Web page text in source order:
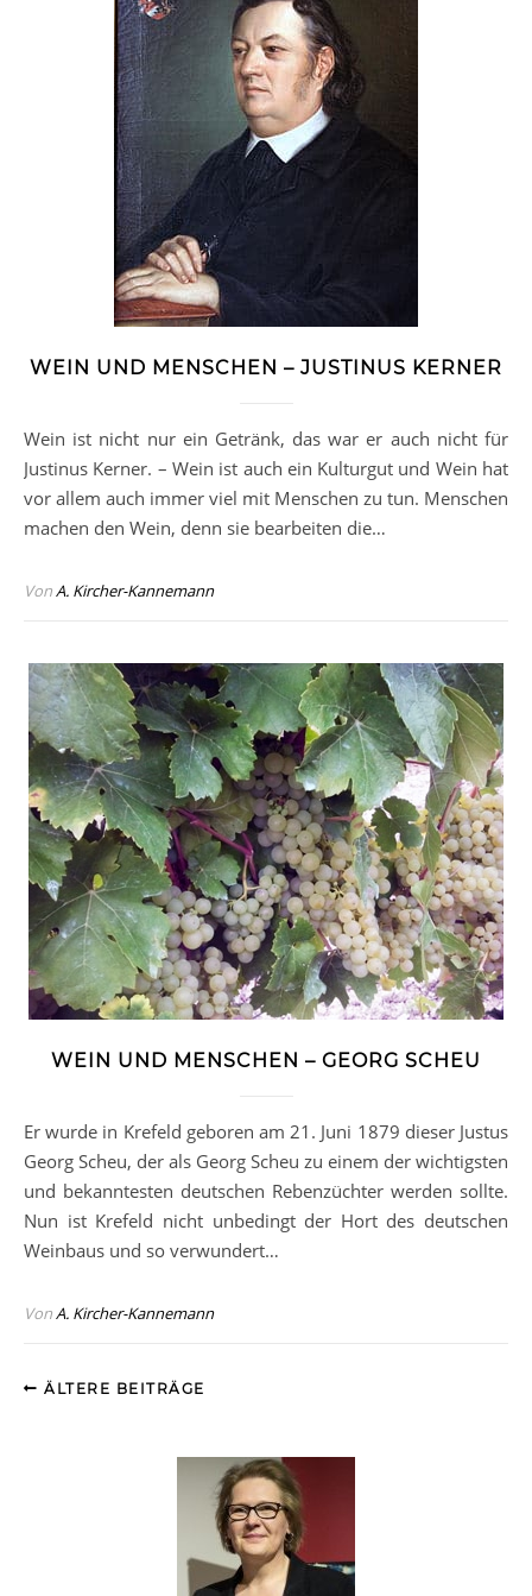
WEIN UND MENSCHEN – JUSTINUS KERNER
Wein ist nicht nur ein Getränk, das war er auch nicht für
Justinus Kerner. – Wein ist auch ein Kulturgut und Wein hat
vor allem auch immer viel mit Menschen zu tun. Menschen
machen den Wein, denn sie bearbeiten die…
VonA. Kircher-Kannemann
WEIN UND MENSCHEN – GEORG SCHEU
Er wurde in Krefeld geboren am 21. Juni 1879 dieser Justus
Georg Scheu, der als Georg Scheu zu einem der wichtigsten
und bekanntesten deutschen Rebenzüchter werden sollte.
Nun ist Krefeld nicht unbedingt der Hort des deutschen
Weinbaus und so verwundert…
VonA. Kircher-Kannemann
ÄLTERE BEITRÄGE